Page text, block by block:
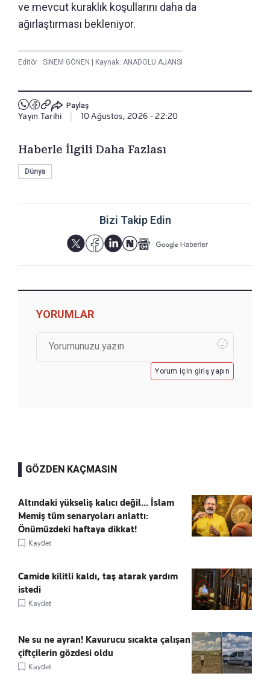
ve mevcut kuraklık koşullarını daha da
ağırlaştırması bekleniyor.
Editör : SİNEM GÖNEN Kaynak: ANADOLU AJANSI
Paylaş
Yayın Tarihi 10 Ağustos, 2026 - 22:20
Haberle İlgili Daha Fazlası
Dünya
Bizi Takip Edin
YORUMLAR
Yorum için giriş yapın
GÖZDEN KAÇMASIN
Altındaki yükseliş kalıcı değil... İslam
Memiş tüm senaryoları anlattı:
Önümüzdeki haftaya dikkat!
Kaydet
Camide kilitli kaldı, taş atarak yardım
istedi
Kaydet
Ne su ne ayran! Kavurucu sıcakta çalışan
çiftçilerin gözdesi oldu
Kaydet